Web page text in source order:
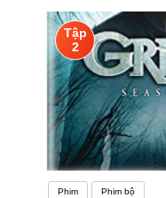
Tập
2
Phim Phim bộ